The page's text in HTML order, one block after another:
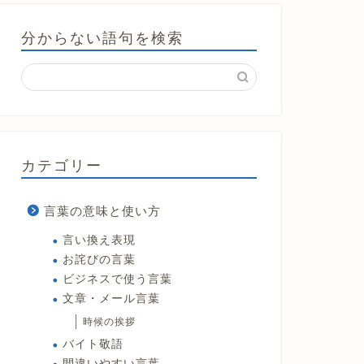
分からない語句を検索
カテゴリー
言葉の意味と使い方
言い換え表現
お詫びの言葉
ビジネスで使う言葉
文章・メール言葉
時候の挨拶
バイト敬語